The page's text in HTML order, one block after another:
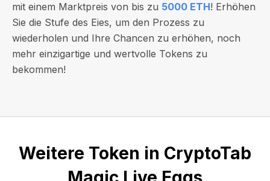
mit einem Marktpreis von bis zu 5000 ETH! Erhöhen
Sie die Stufe des Eies, um den Prozess zu
wiederholen und Ihre Chancen zu erhöhen, noch
mehr einzigartige und wertvolle Tokens zu
bekommen!
Weitere Token in CryptoTab